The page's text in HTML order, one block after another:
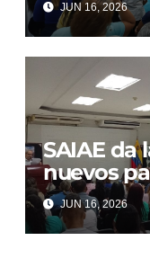
JUN 16, 2026
SAIAE da
nuevos
2027
JUN 16, 2026